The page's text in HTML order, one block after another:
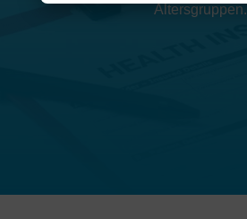
Altersgruppen.